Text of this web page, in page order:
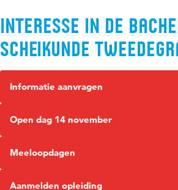
Interesse in de
Scheikunde
Informatie aanvragen
Open dag 14 november
Meeloopdagen
Aanmelden opleiding